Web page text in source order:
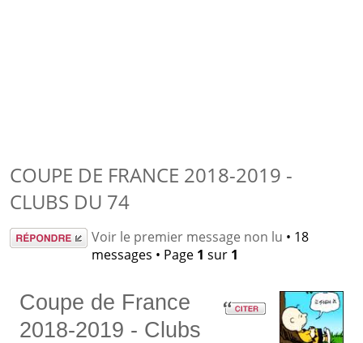
COUPE DE FRANCE 2018-2019 -
CLUBS DU 74
Répondre Voir le premier message non lu • 18
messages • Page 1 sur 1
Coupe de France
2018-2019 - Clubs